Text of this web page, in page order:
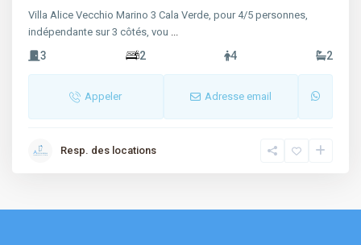
Villa Alice Vecchio Marino 3 Cala Verde, pour 4/5 personnes,
indépendante sur 3 côtés, vou ...
3 2 4 2
Appeler Adresse email
Resp. des locations